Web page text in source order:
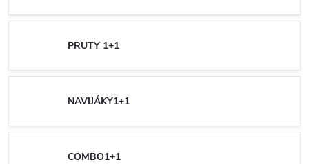
PRUTY 1+1
NAVIJÁKY1+1
COMBO1+1